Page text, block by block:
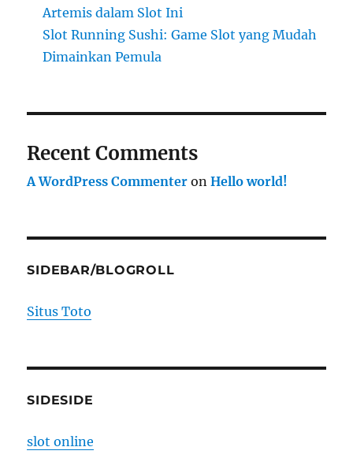
Artemis dalam Slot Ini
Slot Running Sushi: Game Slot yang Mudah
Dimainkan Pemula
Recent Comments
A WordPress Commenter onHello world!
SIDEBAR/BLOGROLL
Situs Toto
SIDESIDE
slot online